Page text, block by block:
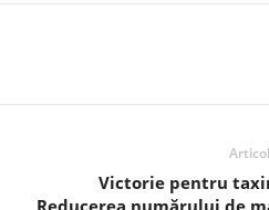
Victorie pentru
Reducerea numărului de